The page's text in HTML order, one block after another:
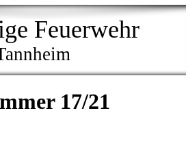
Feuerwehr
17/21